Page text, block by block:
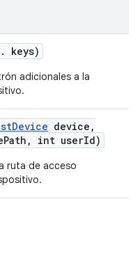
. keys)
adicionales a la
Device device ,
Path , int userId)
ruta de acceso